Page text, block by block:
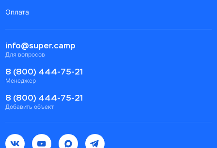
Оплата
info@super.camp
Для вопросов
8 (800) 444-75-21
Менеджер
8 (800) 444-75-21
Добавить объект